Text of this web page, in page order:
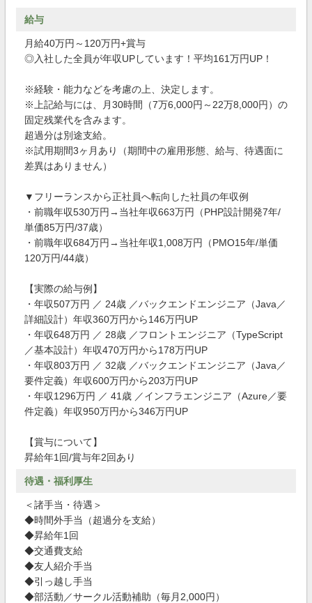
給与
月給40万円～120万円+賞与
◎入社した全員が年収UPしています！平均161万円UP！
※経験・能力などを考慮の上、決定します。
※上記給与には、月30時間（7万6,000円～22万8,000円）の
固定残業代を含みます。
超過分は別途支給。
※試用期間3ヶ月あり（期間中の雇用形態、給与、待遇面に
差異はありません）
▼フリーランスから正社員へ転向した社員の年収例
・前職年収530万円→当社年収663万円（PHP設計開発7年/
単価85万円/37歳）
・前職年収684万円→当社年収1,008万円（PMO15年/単価
120万円/44歳）
【実際の給与例】
・年収507万円 ／ 24歳 ／バックエンドエンジニア（Java／
詳細設計）年収360万円から146万円UP
・年収648万円 ／ 28歳 ／フロントエンジニア（TypeScript
／基本設計）年収470万円から178万円UP
・年収803万円 ／ 32歳 ／バックエンドエンジニア（Java／
要件定義）年収600万円から203万円UP
・年収1296万円 ／ 41歳 ／インフラエンジニア（Azure／要
件定義）年収950万円から346万円UP
【賞与について】
昇給年1回/賞与年2回あり
待遇・福利厚生
＜諸手当・待遇＞
◆時間外手当（超過分を支給）
◆昇給年1回
◆交通費支給
◆友人紹介手当
◆引っ越し手当
◆部活動／サークル活動補助（毎月2,000円）